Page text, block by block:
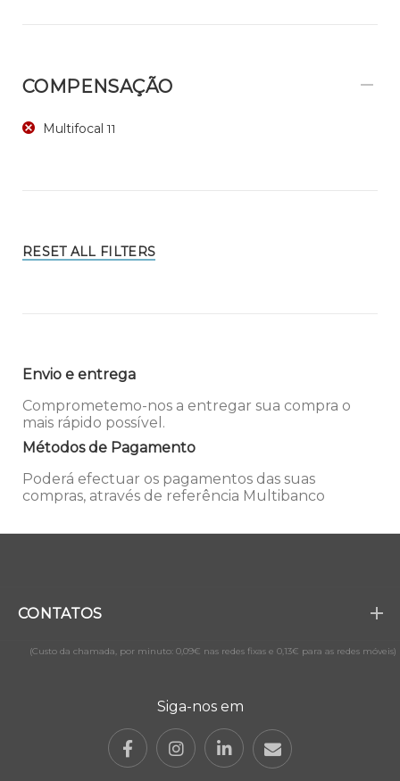
COMPENSAÇÃO
Multifocal 11
RESET ALL FILTERS
Envio e entrega
Comprometemo-nos a entregar sua compra o
mais rápido possível.
Métodos de Pagamento
Poderá efectuar os pagamentos das suas
compras, através de referência Multibanco
CONTATOS
(Custo da chamada, por minuto: 0,09€ nas redes fixas e 0,13€ para as redes móveis)
Siga-nos em